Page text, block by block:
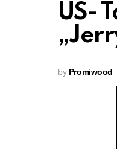
US-
by Promiwood